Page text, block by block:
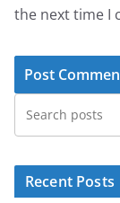
the next time I
Recent Posts